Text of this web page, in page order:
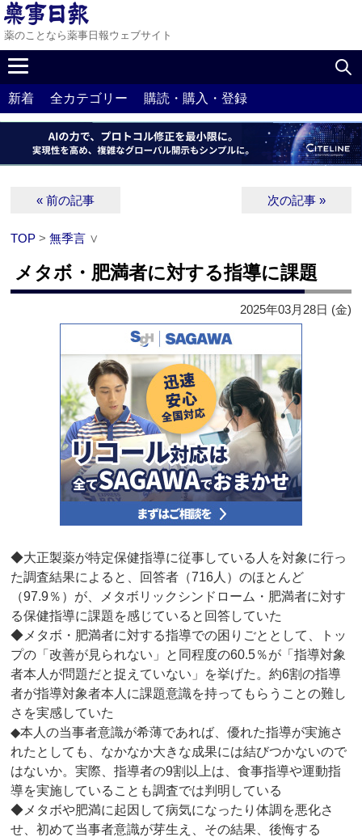
薬のことなら薬事日報ウェブサイト
新着 全カテゴリー 購読・購入・登録
« 前の記事 次の記事 »
TOP >無季言 ∨
メタボ・肥満者に対する指導に課題
2025年03月28日 (金)
◆大正製薬が特定保健指導に従事している人を対象に行っ
た調査結果によると、回答者（716人）のほとんど
（97.9％）が、メタボリックシンドローム・肥満者に対す
る保健指導に課題を感じていると回答していた
◆メタボ・肥満者に対する指導での困りごととして、トッ
プの「改善が見られない」と同程度の60.5％が「指導対象
者本人が問題だと捉えていない」を挙げた。約6割の指導
者が指導対象者本人に課題意識を持ってもらうことの難し
さを実感していた
◆本人の当事者意識が希薄であれば、優れた指導が実施さ
れたとしても、なかなか大きな成果には結びつかないので
はないか。実際、指導者の9割以上は、食事指導や運動指
導を実施していることも調査では判明している
◆メタボや肥満に起因して病気になったり体調を悪化さ
せ、初めて当事者意識が芽生え、その結果、後悔する